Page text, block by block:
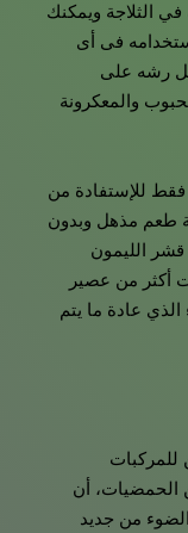
الثلاجة ويمكنك
فى أى
رشه على
والمعكرونة
للإستفادة من
طعم مذهل وبدون
الليمون
أكثر من عصير
عادة ما يتم
الحمضيات، أن
من جديد